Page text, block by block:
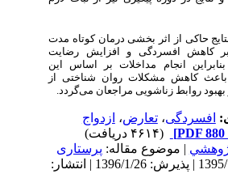
حاکی از اثر بخشی درمان کوتاه مدت
کاهش افسردگی و افزایش رضایت
انجام مداخلات بر اساس این
کاهش مشکلات روان شناختی از
روابط زناشویی مراجعان می‌گردد.
افسردگی،تعارض،ازدواج
| موضوع مقاله:پرستاری
دریافت: 1395/10/20 | پذیرش: 1396/1/26 | انتشار: